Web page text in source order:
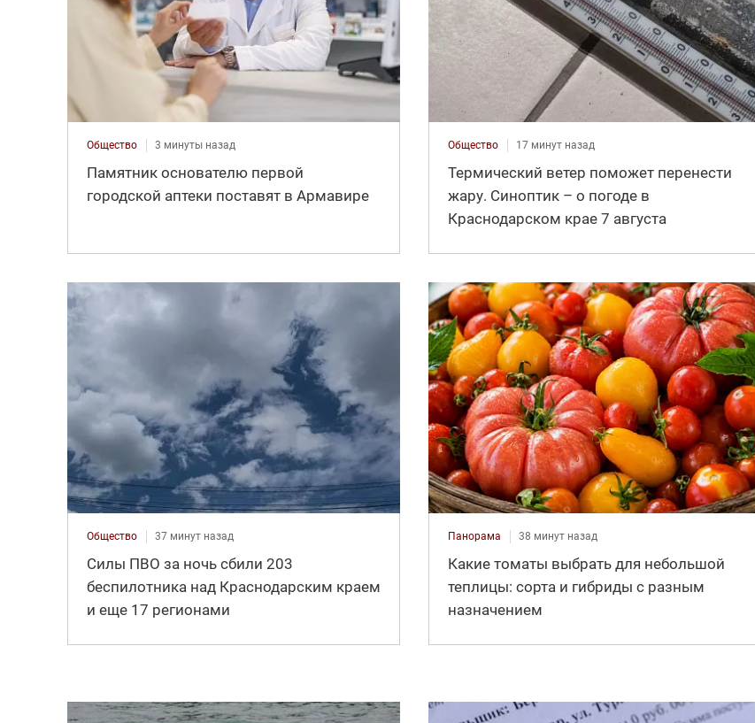
Общество 3 минуты назад
Памятник основателю первой
городской аптеки поставят в Армавире
Общество 17 минут назад
Термический ветер поможет перенести
жару. Синоптик – о погоде в
Краснодарском крае 7 августа
Общество 37 минут назад
Силы ПВО за ночь сбили 203
беспилотника над Краснодарским краем
и еще 17 регионами
Панорама 38 минут назад
Какие томаты выбрать для небольшой
теплицы: сорта и гибриды с разным
назначением